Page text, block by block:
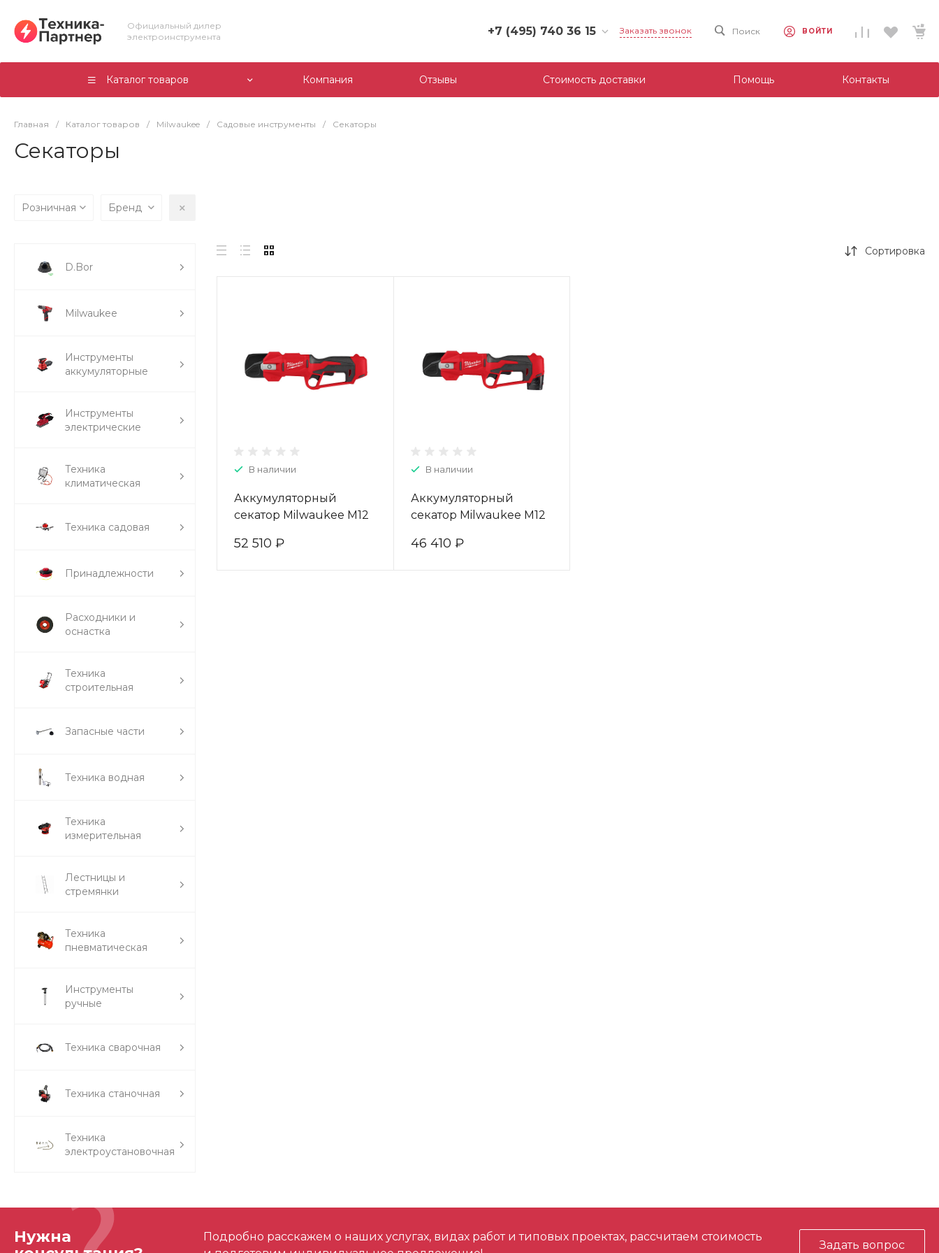
Официальный дилер
электроинструмента
+7 (495) 740 36 15
+7 (495) 740 36 15
г. Москва, Филевский
Заказать звонок Поиск ВОЙТИ
Каталог товаров Компания Отзывы Стоимость доставки Помощь Контакты
Главная / Каталог товаров / Milwaukee / Садовые инструменты / Секаторы
Секаторы
Розничная Бренд
D.Bor
Milwaukee
Инструменты
аккумуляторные
Инструменты
электрические
Техника
климатическая
Техника садовая
Принадлежности
Расходники и
оснастка
Техника
строительная
Запасные части
Техника водная
Техника
измерительная
Лестницы и
стремянки
Техника
пневматическая
Инструменты
ручные
Техника сварочная
Техника станочная
Техника
электроустановочная
Сортировка
В наличии
Аккумуляторный
секатор Milwaukee M12
52 510 ₽
В наличии
Аккумуляторный
секатор Milwaukee M12
46 410 ₽
Нужна
Подробно расскажем о наших услугах, видах работ и типовых проектах, рассчитаем стоимость
Задать вопрос